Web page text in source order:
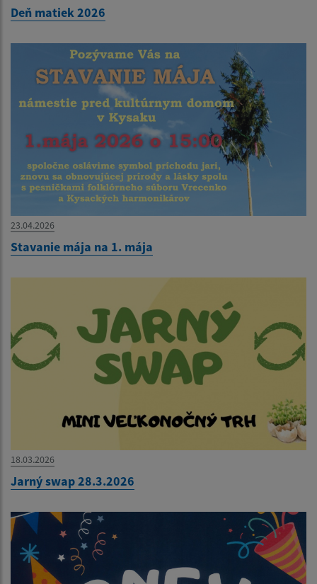
Deň matiek 2026
23.04.2026
Stavanie mája na 1. mája
18.03.2026
Jarný swap 28.3.2026